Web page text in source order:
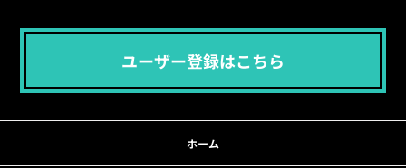
ユーザー登録はこちら
ホーム